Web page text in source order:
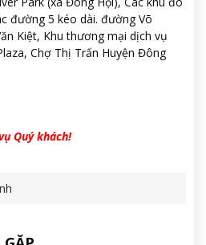
đường 5 kéo dài. đường Võ
Kiệt, Khu thương mại dịch vụ
Chợ Thị Trấn Huyện Đông
Quý khách!